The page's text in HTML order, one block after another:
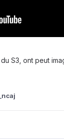
S3, ont peut